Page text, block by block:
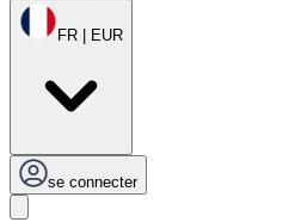
FR | EUR
se connecter